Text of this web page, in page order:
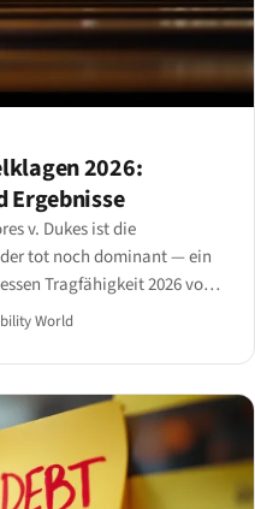
2026:
v. Dukes ist die
tot noch dominant — ein
Tragfähigkeit 2026 vom
den Unruh-
World